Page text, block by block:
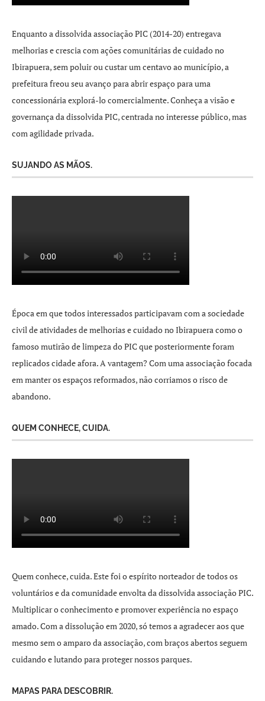
Enquanto a dissolvida associação PIC (2014-20) entregava
melhorias e crescia com ações comunitárias de cuidado no
Ibirapuera, sem poluir ou custar um centavo ao município, a
prefeitura freou seu avanço para abrir espaço para uma
concessionária explorá-lo comercialmente. Conheça a visão e
governança da dissolvida PIC, centrada no interesse público, mas
com agilidade privada.
SUJANDO AS MÃOS.
Época em que todos interessados participavam com a sociedade
civil de atividades de melhorias e cuidado no Ibirapuera como o
famoso mutirão de limpeza do PIC que posteriormente foram
replicados cidade afora. A vantagem? Com uma associação focada
em manter os espaços reformados, não corriamos o risco de
abandono.
QUEM CONHECE, CUIDA.
Quem conhece, cuida. Este foi o espírito norteador de todos os
voluntários e da comunidade envolta da dissolvida associação PIC.
Multiplicar o conhecimento e promover experiência no espaço
amado. Com a dissolução em 2020, só temos a agradecer aos que
mesmo sem o amparo da associação, com braços abertos seguem
cuidando e lutando para proteger nossos parques.
MAPAS PARA DESCOBRIR.